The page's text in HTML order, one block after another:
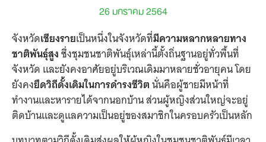
26 มกราคม 2564
จังหวัดเชียงรายเป็นหนึ่งในจังหวัดที่มีความหลากหลายทาง
ชาติพันธุ์สูงซึ่งชุมชนชาติพันธุ์เหล่านี้ตั้งถิ่นฐานอยู่ทั่วพื้นที่
จังหวัด และยังคงอาศัยอยู่บริเวณเดิมมาหลายชั่วอายุคน โดย
ยังคงยึดวิถีดั้งเดิมในการดำรงชีวิตนั่นคือผู้ชายมีหน้าที่
ทำงานและหารายได้จากนอกบ้าน ส่วนผู้หญิงส่วนใหญ่จะอยู่
ติดบ้านและดูแลความเป็นอยู่ของสมาชิกในครอบครัวเป็นหลัก